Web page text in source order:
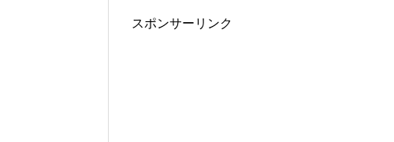
スポンサーリンク